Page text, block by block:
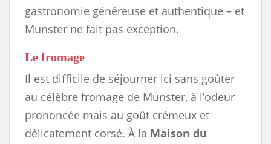
gastronomie généreuse et authentique – et
Munster ne fait pas exception.
Le fromage
Il est difficile de séjourner ici sans goûter
au célèbre fromage de Munster, à l’odeur
prononcée mais au goût crémeux et
délicatement corsé. À la Maison du